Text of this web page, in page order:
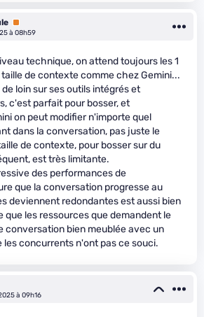
Premium
à 08h59
technique, on attend toujours les 1
de contexte comme chez Gemini...
loin sur ses outils intégrés et
c'est parfait pour bosser, et
on peut modifier n'importe quel
dans la conversation, pas juste le
de contexte, pour bosser sur du
est très limitante.
des performances de
que la conversation progresse au
deviennent redondantes est aussi bien
que les ressources que demandent le
conversation bien meublée avec un
les concurrents n'ont pas ce souci.
à 09h16